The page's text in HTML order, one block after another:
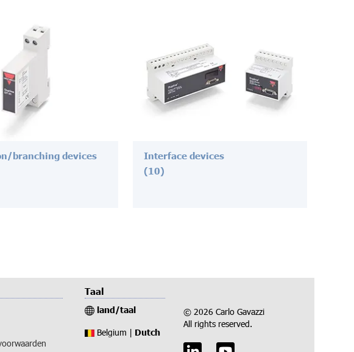
branching devices
Interface devices
(10)
Taal
land/taal
Belgium | Dutch
© 2026 Carlo Gavazzi
All rights reserved.